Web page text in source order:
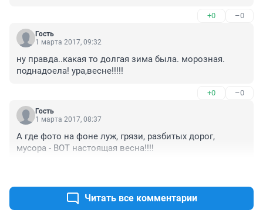
+0 –0
Гость
1 марта 2017, 09:32
ну правда..какая то долгая зима была. морозная.
поднадоела! ура,весне!!!!!
+0 –0
Гость
1 марта 2017, 08:37
А где фото на фоне луж, грязи, разбитых дорог,
мусора - ВОТ настоящая весна!!!!
Читать все комментарии